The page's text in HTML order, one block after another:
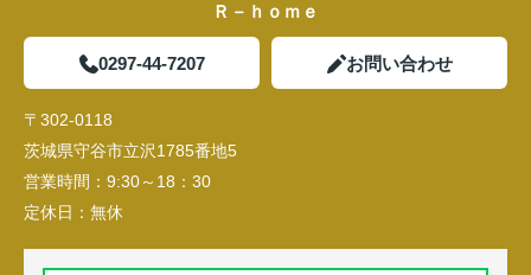
Ｒ－ｈｏｍｅ
0297-44-7207 お問い合わせ
〒302-0118
茨城県守谷市立沢1785番地5
営業時間： 9:30～18：30
定休日： 無休